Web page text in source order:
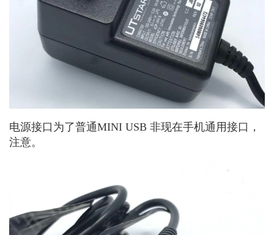
电源接口为了普通MINI USB 非现在手机通用接口，
注意。